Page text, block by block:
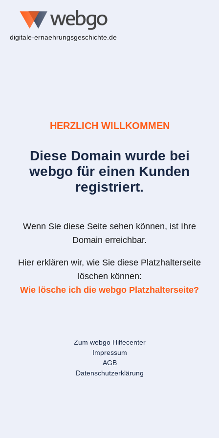
digitale-ernaehrungsgeschichte.de
HERZLICH WILLKOMMEN
Diese Domain wurde bei
webgo für einen Kunden
registriert.
Wenn Sie diese Seite sehen können, ist Ihre
Domain erreichbar.
Hier erklären wir, wie Sie diese Platzhalterseite
löschen können:
Wie lösche ich die webgo Platzhalterseite?
Zum webgo Hilfecenter
Impressum
AGB
Datenschutzerklärung